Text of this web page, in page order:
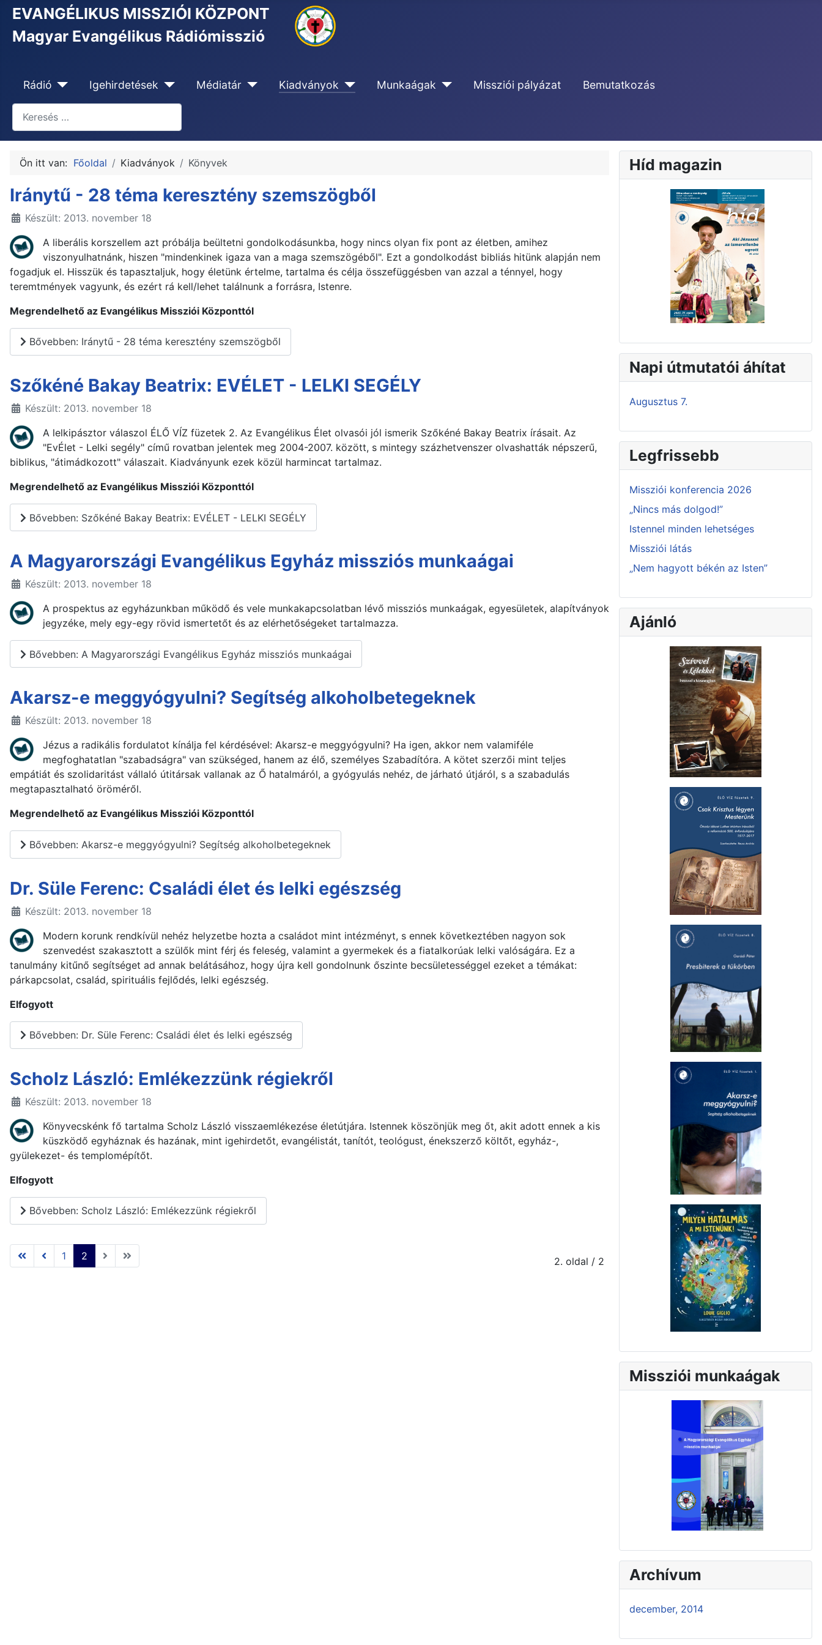
EVANGÉLIKUS MISSZIÓI KÖZPONT
Magyar Evangélikus Rádiómisszió
Rádió Igehirdetések Médiatár Kiadványok Munkaágak Missziói pályázat Bemutatkozás
Keresés
Ön itt van: Főoldal Kiadványok Könyvek
Iránytű - 28 téma keresztény szemszögből
Készült: 2013. november 18
A liberális korszellem azt próbálja beültetni gondolkodásunkba, hogy nincs olyan fix pont az életben, amihez
viszonyulhatnánk, hiszen "mindenkinek igaza van a maga szemszögéből". Ezt a gondolkodást bibliás hitünk alapján nem
fogadjuk el. Hisszük és tapasztaljuk, hogy életünk értelme, tartalma és célja összefüggésben van azzal a ténnyel, hogy
teremtmények vagyunk, és ezért rá kell/lehet találnunk a forrásra, Istenre.
Megrendelhető az Evangélikus Missziói Központtól
Bővebben: Iránytű - 28 téma keresztény szemszögből
Szőkéné Bakay Beatrix: EVÉLET - LELKI SEGÉLY
Készült: 2013. november 18
A lelkipásztor válaszol ÉLŐ VÍZ füzetek 2. Az Evangélikus Élet olvasói jól ismerik Szőkéné Bakay Beatrix írásait. Az
"EvÉlet - Lelki segély" című rovatban jelentek meg 2004-2007. között, s mintegy százhetvenszer olvashatták népszerű,
biblikus, "átimádkozott" válaszait. Kiadványunk ezek közül harmincat tartalmaz.
Megrendelhető az Evangélikus Missziói Központtól
Bővebben: Szőkéné Bakay Beatrix: EVÉLET - LELKI SEGÉLY
A Magyarországi Evangélikus Egyház missziós munkaágai
Készült: 2013. november 18
A prospektus az egyházunkban működő és vele munkakapcsolatban lévő missziós munkaágak, egyesületek, alapítványok
jegyzéke, mely egy-egy rövid ismertetőt és az elérhetőségeket tartalmazza.
Bővebben: A Magyarországi Evangélikus Egyház missziós munkaágai
Akarsz-e meggyógyulni? Segítség alkoholbetegeknek
Készült: 2013. november 18
Jézus a radikális fordulatot kínálja fel kérdésével: Akarsz-e meggyógyulni? Ha igen, akkor nem valamiféle
megfoghatatlan "szabadságra" van szükséged, hanem az élő, személyes Szabadítóra. A kötet szerzői mint teljes
empátiát és szolidaritást vállaló útitársak vallanak az Ő hatalmáról, a gyógyulás nehéz, de járható útjáról, s a szabadulás
megtapasztalható öröméről.
Megrendelhető az Evangélikus Missziói Központtól
Bővebben: Akarsz-e meggyógyulni? Segítség alkoholbetegeknek
Dr. Süle Ferenc: Családi élet és lelki egészség
Készült: 2013. november 18
Modern korunk rendkívül nehéz helyzetbe hozta a családot mint intézményt, s ennek következtében nagyon sok
szenvedést szakasztott a szülők mint férj és feleség, valamint a gyermekek és a fiatalkorúak lelki valóságára. Ez a
tanulmány kitűnő segítséget ad annak belátásához, hogy újra kell gondolnunk őszinte becsületességgel ezeket a témákat:
párkapcsolat, család, spirituális fejlődés, lelki egészség.
Elfogyott
Bővebben: Dr. Süle Ferenc: Családi élet és lelki egészség
Scholz László: Emlékezzünk régiekről
Készült: 2013. november 18
Könyvecskénk fő tartalma Scholz László visszaemlékezése életútjára. Istennek köszönjük meg őt, akit adott ennek a kis
küszködő egyháznak és hazának, mint igehirdetőt, evangélistát, tanítót, teológust, énekszerző költőt, egyház-,
gyülekezet- és templomépítőt.
Elfogyott
Bővebben: Scholz László: Emlékezzünk régiekről
2. oldal / 2
1 2
Híd magazin
Napi útmutatói áhítat
Augusztus 7.
Legfrissebb
Missziói konferencia 2026
„Nincs más dolgod!”
Istennel minden lehetséges
Missziói látás
„Nem hagyott békén az Isten”
Ajánló
Missziói munkaágak
Archívum
december, 2014